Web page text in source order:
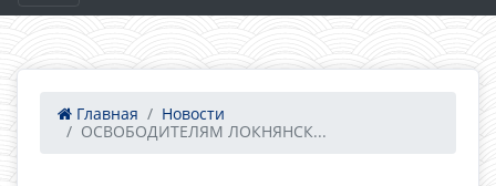
Главная
Новости
ОСВОБОДИТЕЛЯМ ЛОКНЯНСК...